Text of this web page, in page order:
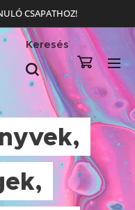
CSAPATHOZ!
Keresés